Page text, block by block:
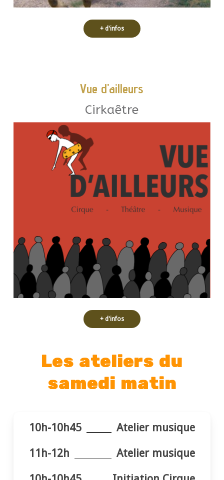
+ d'infos
Vue d'ailleurs
Cirkaêtre
C’est avec philosophie, humour et
poésie que la petite troupe aborde le
Utilisant leur passion pour le cirque,
le théâtre et la musique, les enfants
et adolescents de Cirkaêtre,
interpellent le public sur ces sujets
qui les animent
+ d'infos
Les ateliers du
samedi matin
10h-10h45 Atelier musique
11h-12h Atelier musique